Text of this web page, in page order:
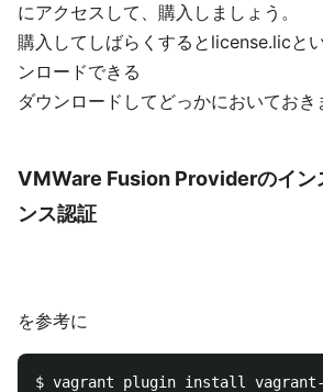
にアクセスして、購入しましょう。
購入してしばらくするとlicense.licと
ンロードできる
ダウンロードしてどっかにおいておき
VMWare Fusion Providerのイン
ンス認証
を参考に
$ vagrant plugin install vagrant-